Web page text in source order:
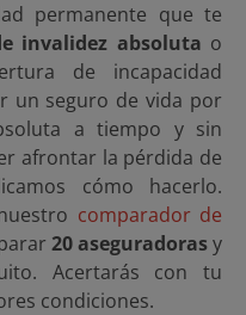
permanente que te
invalidez absoluta o
de incapacidad
un seguro de vida por
a tiempo y sin
afrontar la pérdida de
cómo hacerlo.
comparador de
20 aseguradorasy
Acertarás con tu
condiciones.